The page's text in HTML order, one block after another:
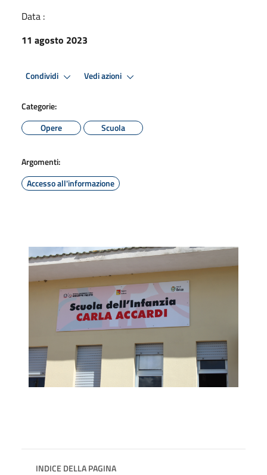
Data :
11 agosto 2023
Condividi Vedi azioni
Categorie:
Opere
Scuola
Argomenti:
Accesso all'informazione
INDICE DELLA PAGINA